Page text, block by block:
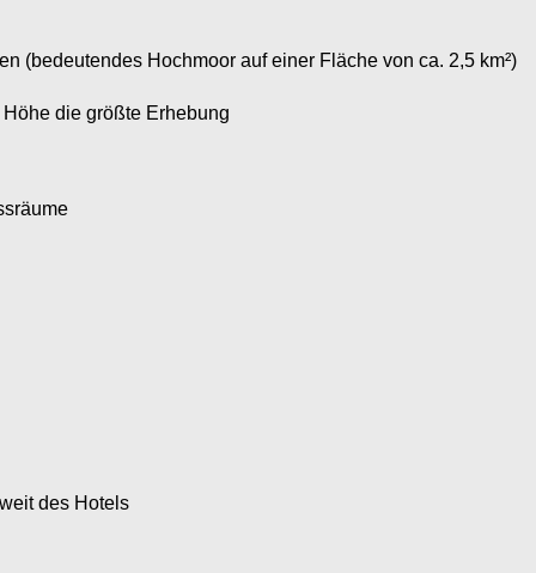
(bedeutendes Hochmoor auf einer Fläche von ca. 2,5 km²)
die größte Erhebung
des Hotels